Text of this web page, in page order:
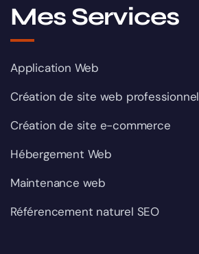
Mes Services
Application Web
Création de site web professionnel
Création de site e-commerce
Hébergement Web
Maintenance web
Référencement naturel SEO